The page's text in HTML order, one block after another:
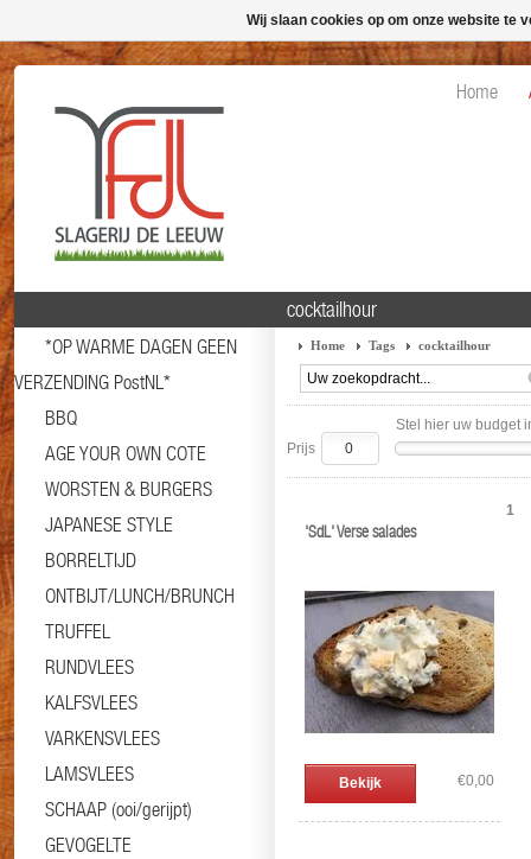
Home
*OP WARME DAGEN GEEN
VERZENDING PostNL*
BBQ
AGE YOUR OWN COTE
WORSTEN & BURGERS
JAPANESE STYLE
BORRELTIJD
ONTBIJT/LUNCH/BRUNCH
TRUFFEL
RUNDVLEES
KALFSVLEES
VARKENSVLEES
LAMSVLEES
SCHAAP (ooi/gerijpt)
GEVOGELTE
cocktailhour
Home Tags cocktailhour
Stel hier uw budget
Prijs
'SdL' Verse salades
Bekijk €0,00
1
Wij slaan cookies op om onze website te